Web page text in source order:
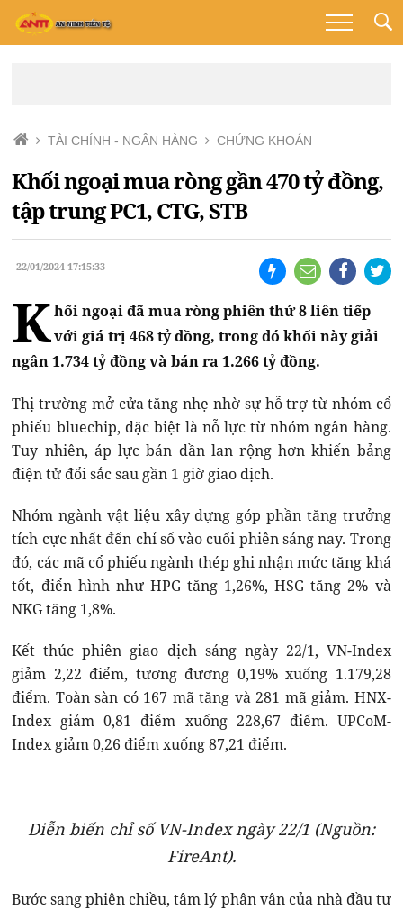
TÀI CHÍNH - NGÂN HÀNG CHỨNG KHOÁN
Khối ngoại mua ròng gần 470 tỷ đồng,
tập trung PC1, CTG, STB
22/01/2024 17:15:33
Khối ngoại đã mua ròng phiên thứ 8 liên tiếp
với giá trị 468 tỷ đồng, trong đó khối này giải
ngân 1.734 tỷ đồng và bán ra 1.266 tỷ đồng.
Thị trường mở cửa tăng nhẹ nhờ sự hỗ trợ từ nhóm cổ
phiếu bluechip, đặc biệt là nỗ lực từ nhóm ngân hàng.
Tuy nhiên, áp lực bán dần lan rộng hơn khiến bảng
điện tử đổi sắc sau gần 1 giờ giao dịch.
Nhóm ngành vật liệu xây dựng góp phần tăng trưởng
tích cực nhất đến chỉ số vào cuối phiên sáng nay. Trong
đó, các mã cổ phiếu ngành thép ghi nhận mức tăng khá
tốt, điển hình như HPG tăng 1,26%, HSG tăng 2% và
NKG tăng 1,8%.
Kết thúc phiên giao dịch sáng ngày 22/1, VN-Index
giảm 2,22 điểm, tương đương 0,19% xuống 1.179,28
điểm. Toàn sàn có 167 mã tăng và 281 mã giảm. HNX-
Index giảm 0,81 điểm xuống 228,67 điểm. UPCoM-
Index giảm 0,26 điểm xuống 87,21 điểm.
Diễn biến chỉ số VN-Index ngày 22/1 (Nguồn:
FireAnt).
Bước sang phiên chiều, tâm lý phân vân của nhà đầu tư